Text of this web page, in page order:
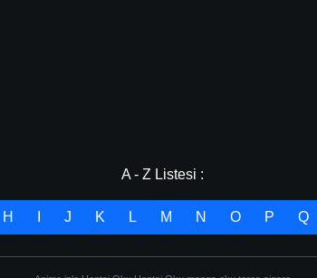
A - Z Listesi :
H J K L M N O P Q